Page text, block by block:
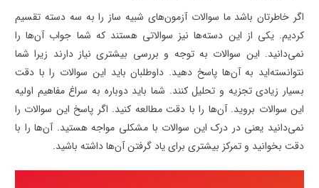
اگر خاطرتان باشد ما سوالات آزمون‌های شبیه ساز را به سه دسته تقسیم
کردیم. یکی از این دسته‌ها نیز سوالاتی هستند که شما جواب آن‌ها را
نمی‌دانید. این سوالات به توجه و بررسی بیشتری نیاز دارند زیرا شما
نتوانسته‌اید به آن‌ها پاسخ دهید. داوطلبان باید این سوالات را با دقت
بسیار زیادی تجزیه و تحلیل کنند. شما باید دوباره به سراغ مفاهیم اولیه
این سوالات بروید. آن‌ها را با دقت مطالعه کنید. اگر پاسخ این سوالات را
نمی‌دانید یعنی در درک این سوالات با مشکلی مواجه هستید. آن‌ها را با
دقت بخوانید و تمرکز بیشتری برای یاد گرفتن آن‌ها داشته باشید.